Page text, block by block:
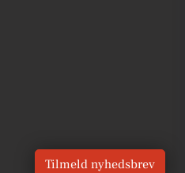
Tilmeld nyhedsbrev